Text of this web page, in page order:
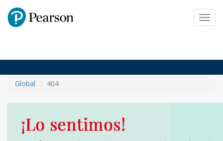
Pearson
Global 404